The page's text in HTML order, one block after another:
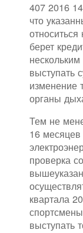
407 2016
что
берет
выступать
изменение
органы
Тем не
16 месяцев
проверка
квартала
выступать